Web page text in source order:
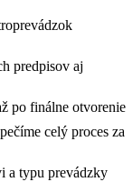
predpisov aj
po finálne otvorenie
celý proces za
a typu prevádzky